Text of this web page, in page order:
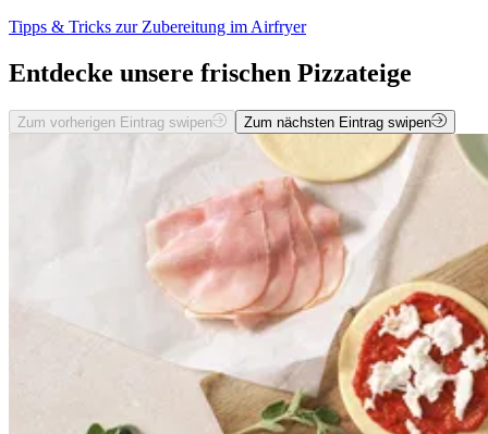
Tipps & Tricks zur Zubereitung im Airfryer
Entdecke unsere frischen Pizzateige
Zum vorherigen Eintrag swipen Zum nächsten Eintrag swipen